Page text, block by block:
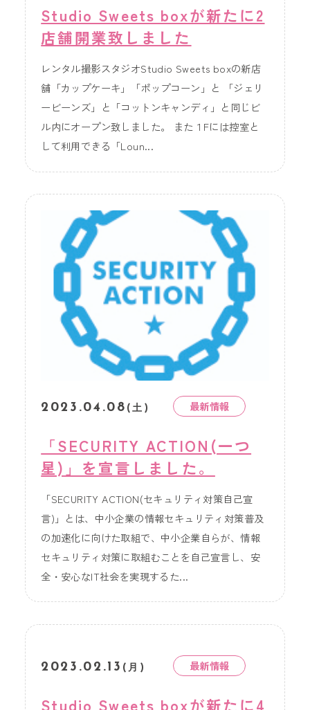
Studio Sweets boxが新たに2
店舗開業致しました
レンタル撮影スタジオStudio Sweets boxの新店
舗「カップケーキ」「ポップコーン」と 「ジェリ
ービーンズ」と「コットンキャンディ」と同じビ
ル内にオープン致しました。 また１Fには控室と
して利用できる「Loun...
2023.04.08 (土) 最新情報
「SECURITY ACTION(一つ
星)」を宣言しました。
「SECURITY ACTION(セキュリティ対策自己宣
言)」とは、中小企業の情報セキュリティ対策普及
の加速化に向けた取組で、中小企業自らが、情報
セキュリティ対策に取組むことを自己宣言し、安
全・安心なIT社会を実現するた...
2023.02.13 (月) 最新情報
Studio Sweets boxが新たに4